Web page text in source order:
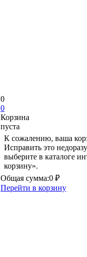
0
0
Корзина
пуста
К сожалению, ваша
Исправить это
выберите в каталоге
корзину».
Общая сумма:0 ₽
Перейти в корзину